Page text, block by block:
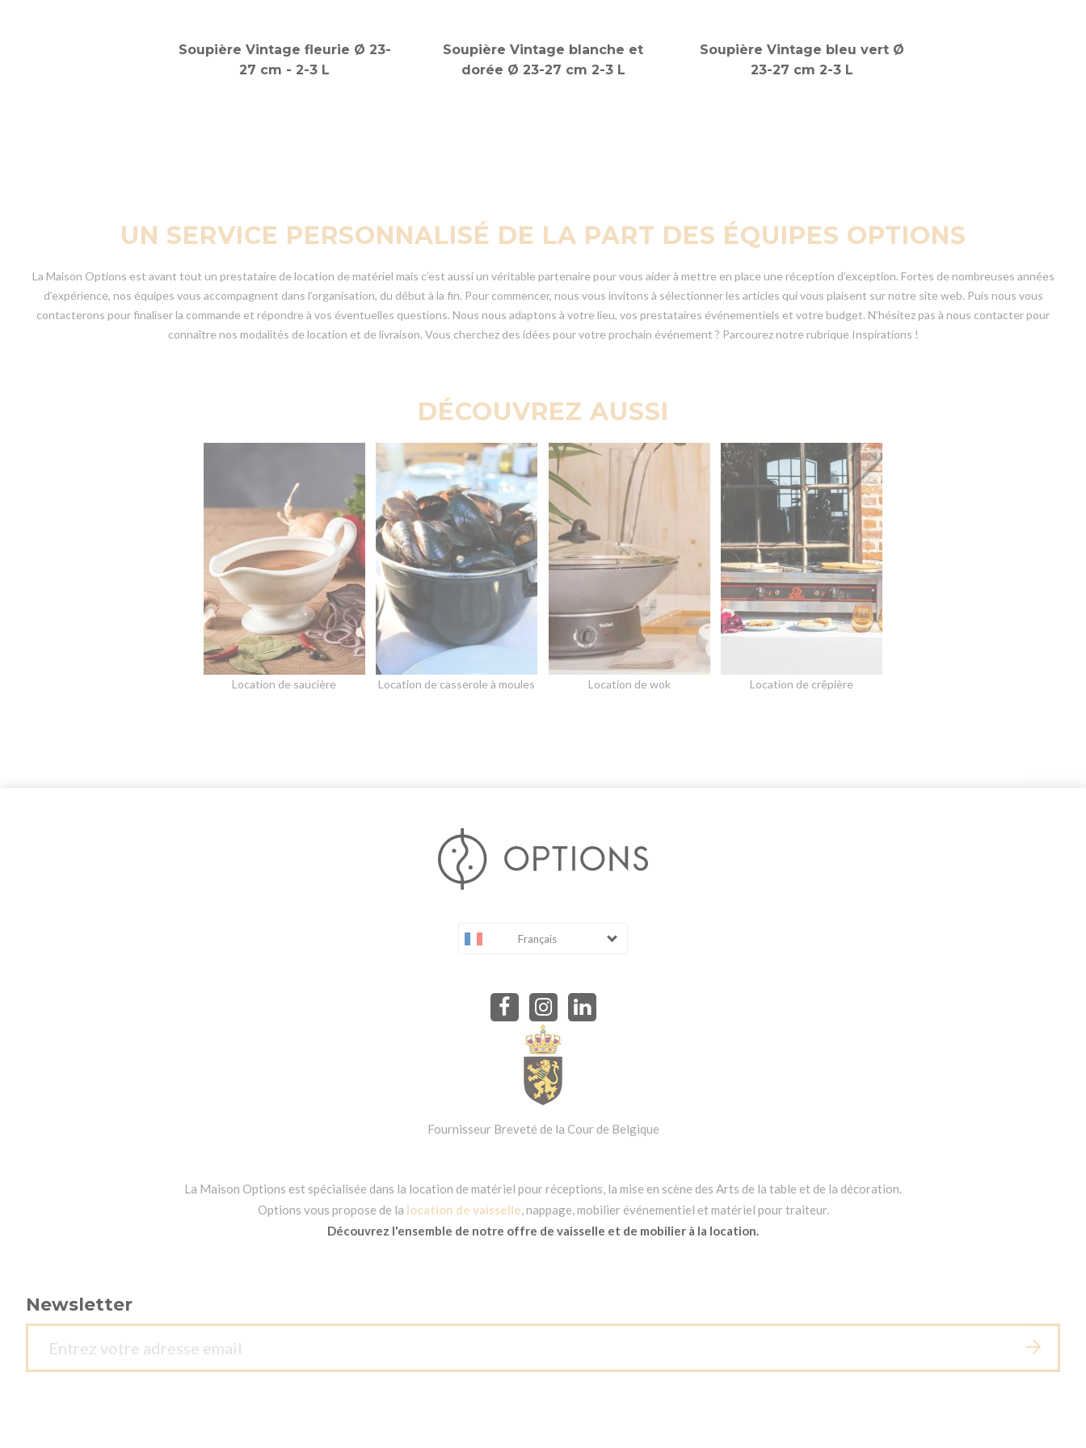
Soupière Vintage fleurie Ø 23-
27 cm - 2-3 L
Soupière Vintage blanche et
dorée Ø 23-27 cm 2-3 L
Soupière Vintage bleu vert Ø
23-27 cm 2-3 L
UN SERVICE PERSONNALISÉ DE LA PART DES ÉQUIPES OPTIONS
La Maison Options est avant tout un prestataire de location de matériel mais c’est aussi un véritable partenaire pour vous aider à mettre en place une réception d’exception. Fortes de nombreuses années
d’expérience, nos équipes vous accompagnent dans l’organisation, du début à la fin. Pour commencer, nous vous invitons à sélectionner les articles qui vous plaisent sur notre site web. Puis nous vous
contacterons pour finaliser la commande et répondre à vos éventuelles questions. Nous nous adaptons à votre lieu, vos prestataires événementiels et votre budget. N’hésitez pas à nous contacter pour
connaître nos modalités de location et de livraison. Vous cherchez des idées pour votre prochain événement ? Parcourez notre rubrique Inspirations !
DÉCOUVREZ AUSSI
Location de saucière Location de casserole à moules Location de wok Location de crêpière
Français
Fournisseur Breveté de la Cour de Belgique
La Maison Options est spécialisée dans la location de matériel pour réceptions, la mise en scène des Arts de la table et de la décoration.
Options vous propose de la location de vaisselle , nappage, mobilier événementiel et matériel pour traiteur.
Découvrez l'ensemble de notre offre de vaisselle et de mobilier à la location.
Newsletter